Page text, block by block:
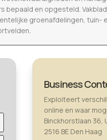
en opgesteld.
groenafdelingen, tuin-
Business
Exploiteert
online en waar
Binckhorstlaan 36,
2516 BE Den Haag